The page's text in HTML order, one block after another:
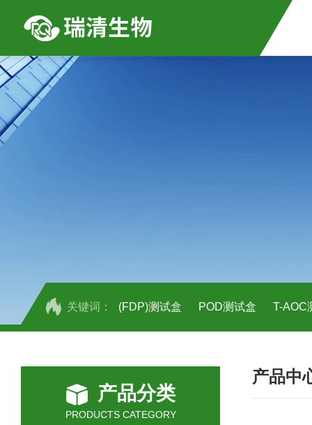
关键词： (FDP)测试盒 POD测试盒 T-AOC
人全式钴氨素2(HTSB2)elisa试剂盒现
人鞘脂(SPH)elisa试剂盒现货速发
产品分类
PRODUCTS CATEGORY
产品中